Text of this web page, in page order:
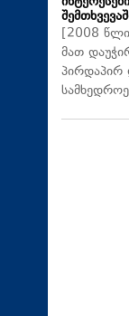
[2008
მათ
პირდაპირ